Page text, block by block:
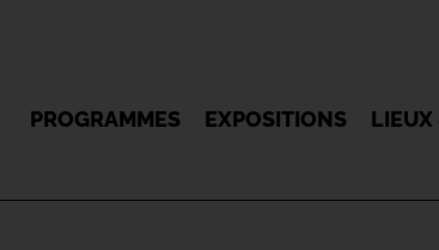
PROGRAMMES EXPOSITIONS LIEUX